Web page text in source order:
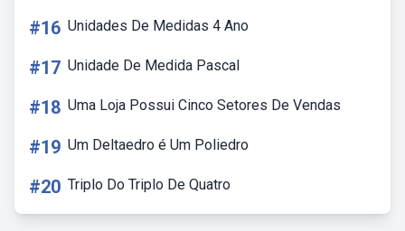
#16 Unidades De Medidas 4 Ano
#17 Unidade De Medida Pascal
#18 Uma Loja Possui Cinco Setores De Vendas
#19 Um Deltaedro é Um Poliedro
#20 Triplo Do Triplo De Quatro